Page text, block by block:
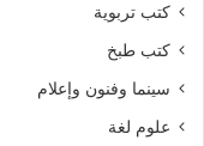
كتب تربوية
كتب طبخ
سينما وفنون وإعلام
علوم لغة